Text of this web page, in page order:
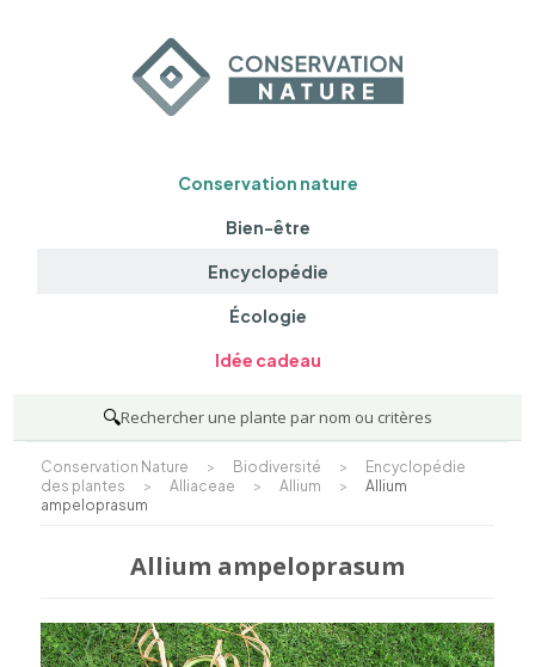
Conservation nature
Bien-être
Encyclopédie
Écologie
Idée cadeau
🔍Rechercher une plante par nom ou critères
Conservation Nature > Biodiversité >
Encyclopédie
des plantes
> Alliaceae > Allium >
Allium
ampeloprasum
Allium ampeloprasum